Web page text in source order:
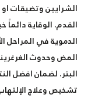
الشرايين وتضيقات
القدم. الوقاية دائماً
الدموية في المراحل
المض وحدوث
البتر. لضمان افضل
تشخيص وعلاج